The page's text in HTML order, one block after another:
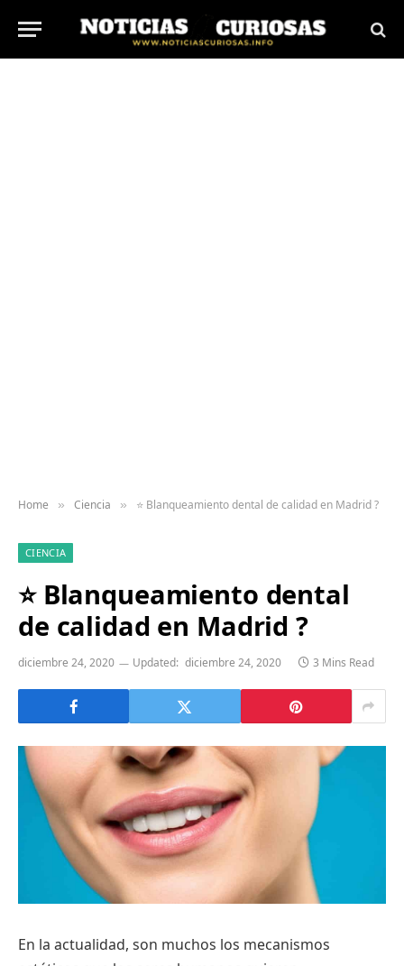
Home » Ciencia » ⭐ Blanqueamiento dental de calidad en Madrid ?
CIENCIA
⭐ Blanqueamiento dental
de calidad en Madrid ?
diciembre 24, 2020 Updated: diciembre 24, 2020 3 Mins Read
En la actualidad, son muchos los mecanismos